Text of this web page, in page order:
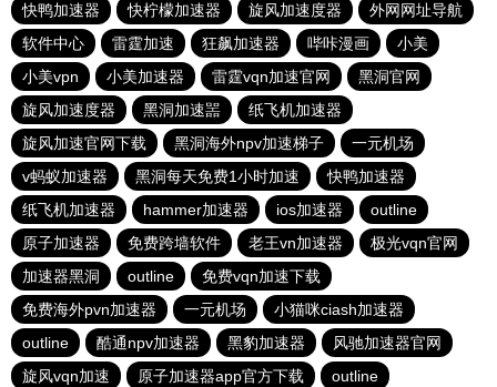
快鸭加速器
快柠檬加速器 旋风加速度器
外网网址导航
软件中心
雷霆加速 狂飙加速器 哔咔漫画
小美
小美vpn
小美加速器 雷霆vqn加速官网
黑洞官网
旋风加速度器
黑洞加速噐
纸飞机加速器
旋风加速官网下载
黑洞海外npv加速梯子
一元机场
v蚂蚁加速器
黑洞每天免费1小时加速
快鸭加速器
纸飞机加速器
hammer加速器 ios加速器
outline
原子加速器
免费跨墙软件 老王vn加速器
极光vqn官网
加速器黑洞
outline
免费vqn加速下载
免费海外pvn加速器
一元机场
小猫咪ciash加速器
outline
酷通npv加速器 黑豹加速器
风驰加速器官网
旋风vqn加速
原子加速器app官方下载 outline